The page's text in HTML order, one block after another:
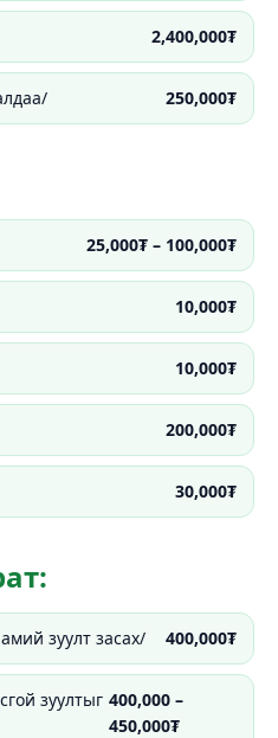
2,400,000₮
250,000₮
25,000₮ – 100,000₮
10,000₮
10,000₮
200,000₮
30,000₮
зуулт засах/ 400,000₮
зуултыг 400,000 –
450,000₮